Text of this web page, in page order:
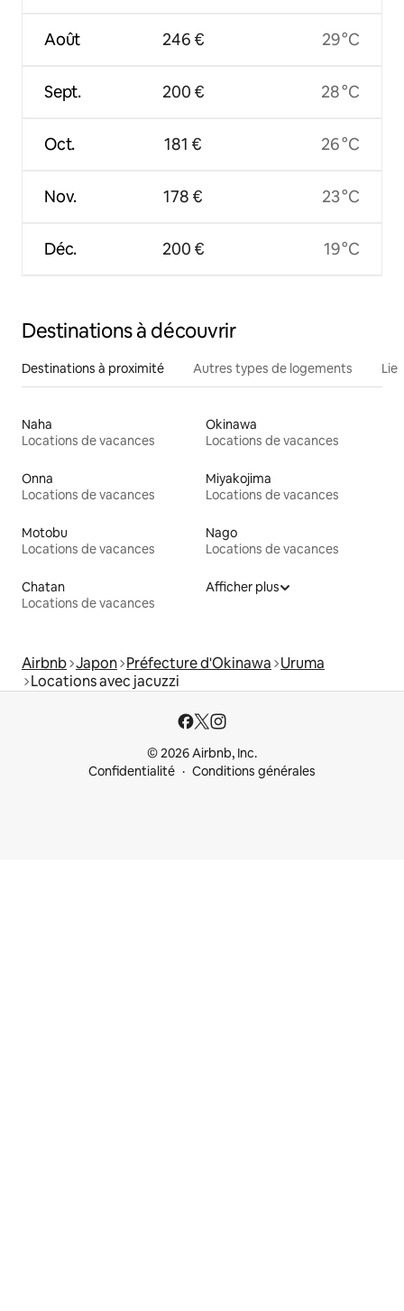
Août
Sept.
Oct.
Nov.
Déc.
246 €
200 €
181 €
178 €
200 €
29 °C
28 °C
26 °C
23 °C
19 °C
Destinations à découvrir
Destinations à proximité Autres types de logements
Naha
Locations de vacances
Okinawa
Locations de vacances
Onna
Locations de vacances
Miyakojima
Locations de vacances
Motobu
Locations de vacances
Nago
Locations de vacances
Chatan
Locations de vacances
Afficher plus
Airbnb Japon Préfecture d'Okinawa Uruma
Locations avec jacuzzi
© 2026 Airbnb, Inc.
Confidentialité
Conditions générales